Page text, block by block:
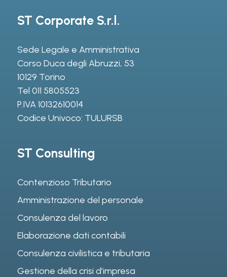
ST Corporate S.r.l.
Sede Legale e Amministrativa
Corso Duca degli Abruzzi, 53
10129 Torino
Tel 011 5805523
P.IVA 10132610014
Codice Univoco: TULURSB
ST Consulting
Contenzioso Tributario
Amministrazione del personale
Consulenza del lavoro
Elaborazione dati contabili
Consulenza civilistica e tributaria
Gestione della crisi d’impresa